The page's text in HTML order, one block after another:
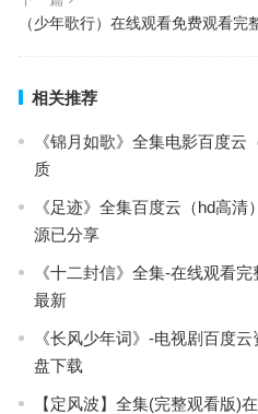
（少年歌行）在线观看免费观看完
相关推荐
《锦月如歌》全集电影百度
质
《足迹》全集百度云（hd高
源已分享
《十二封信》全集-在线观看
最新
《长风少年词》-电视剧百度
盘下载
【定风波】全集(完整观看版)